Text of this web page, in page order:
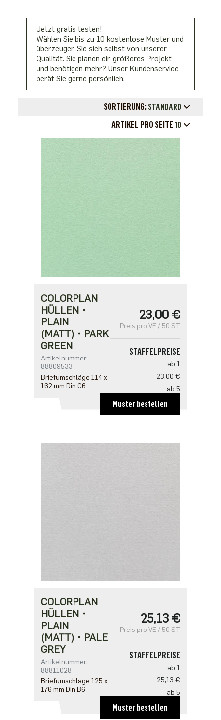
Jetzt gratis testen!
Wählen Sie bis zu 10 kostenlose Muster und
überzeugen Sie sich selbst von unserer
Qualität. Sie planen ein größeres Projekt
und benötigen mehr? Unser Kundenservice
berät Sie gerne persönlich.
SORTIERUNG: STANDARD
ARTIKEL PRO SEITE 10
COLORPLAN
HÜLLEN・
PLAIN
(MATT)・PARK
GREEN
Artikelnummer:
88809533
Briefumschläge 114 x
162 mm Din C6
23,00 €
Preis pro VE / 50 ST
STAFFELPREISE
ab 1
23,00 €
ab 5
18,40 €
Muster bestellen
COLORPLAN
HÜLLEN・
PLAIN
(MATT)・PALE
GREY
Artikelnummer:
88811028
Briefumschläge 125 x
176 mm Din B6
25,13 €
Preis pro VE / 50 ST
STAFFELPREISE
ab 1
25,13 €
ab 5
20,10 €
Muster bestellen